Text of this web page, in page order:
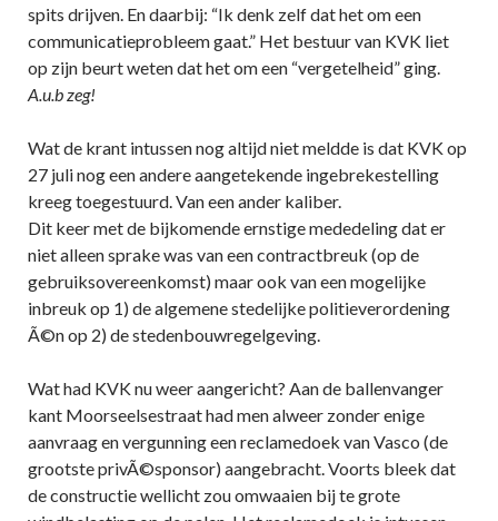
spits drijven. En daarbij: “Ik denk zelf dat het om een
communicatieprobleem gaat.” Het bestuur van KVK liet
op zijn beurt weten dat het om een “vergetelheid” ging.
A.u.b zeg!
Wat de krant intussen nog altijd niet meldde is dat KVK op
27 juli nog een andere aangetekende ingebrekestelling
kreeg toegestuurd. Van een ander kaliber.
Dit keer met de bijkomende ernstige mededeling dat er
niet alleen sprake was van een contractbreuk (op de
gebruiksovereenkomst) maar ook van een mogelijke
inbreuk op 1) de algemene stedelijke politieverordening
Ã©n op 2) de stedenbouwregelgeving.
Wat had KVK nu weer aangericht? Aan de ballenvanger
kant Moorseelsestraat had men alweer zonder enige
aanvraag en vergunning een reclamedoek van Vasco (de
grootste privÃ©sponsor) aangebracht. Voorts bleek dat
de constructie wellicht zou omwaaien bij te grote